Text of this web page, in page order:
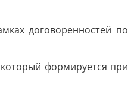
договоренностей по
формируется при